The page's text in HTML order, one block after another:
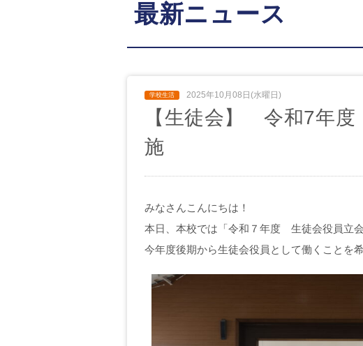
学校案内パンフレット
総合的探究（学習）の時間
制服紹介
桜美会
最新ニュース
2025年10月08日(水曜日)
【生徒会】 令和7年
施
みなさんこんにちは！
本日、本校では「令和７年度 生徒会役員立会
今年度後期から生徒会役員として働くことを